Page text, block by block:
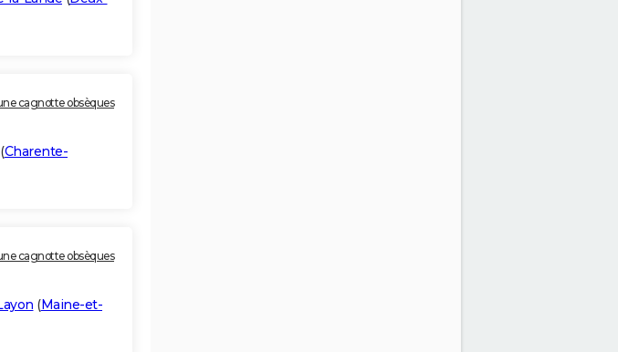
cagnotte obsèques
(Charente-
cagnotte obsèques
(Maine-et-